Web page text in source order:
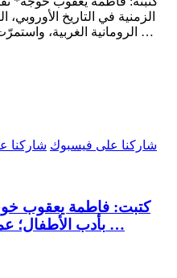
الزمنية في التاريخ الأوروبي،
الرومانية الغربية، واستمرّت حتى عصر النهضة والاستك …
شاركنا على فيسبوك شاركنا
كتبت: فاطمة يعقوب
بأدب الأطفال؛ عمقا وانتشارا مثل الكاتب …